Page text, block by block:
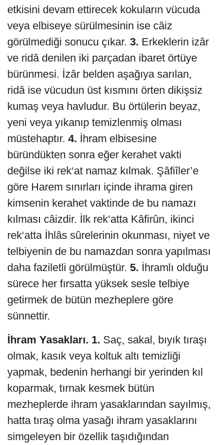
etkisini devam ettirecek kokuların vücuda
veya elbiseye sürülmesinin ise câiz
görülmediği sonucu çıkar. 3. Erkeklerin izâr
ve ridâ denilen iki parçadan ibaret örtüye
bürünmesi. İzâr belden aşağıya sarılan,
ridâ ise vücudun üst kısmını örten dikişsiz
kumaş veya havludur. Bu örtülerin beyaz,
yeni veya yıkanıp temizlenmiş olması
müstehaptır. 4. İhram elbisesine
büründükten sonra eğer kerahet vakti
değilse iki rek‘at namaz kılmak. Şâfiîler’e
göre Harem sınırları içinde ihrama giren
kimsenin kerahet vaktinde de bu namazı
kılması câizdir. İlk rek‘atta Kâfirûn, ikinci
rek‘atta İhlâs sûrelerinin okunması, niyet ve
telbiyenin de bu namazdan sonra yapılması
daha faziletli görülmüştür. 5. İhramlı olduğu
sürece her fırsatta yüksek sesle telbiye
getirmek de bütün mezheplere göre
sünnettir.
İhram Yasakları. 1. Saç, sakal, bıyık tıraşı
olmak, kasık veya koltuk altı temizliği
yapmak, bedenin herhangi bir yerinden kıl
koparmak, tırnak kesmek bütün
mezheplerde ihram yasaklarından sayılmış,
hatta tıraş olma yasağı ihram yasaklarını
simgeleyen bir özellik taşıdığından